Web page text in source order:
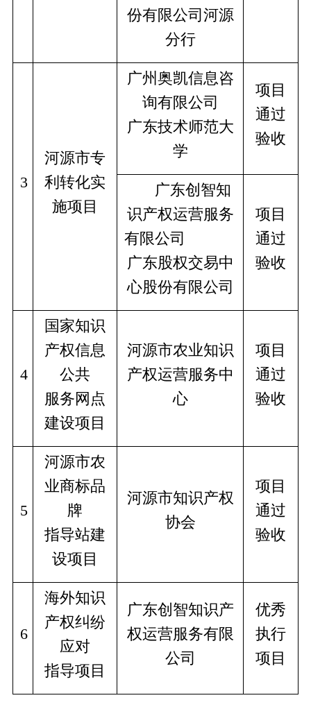
份有限公司河源
分行
3
河源市专
利转化实
施项目
广州奥凯信息咨
询有限公司
广东技术师范大
学
项目
通过
验收
识产权运营服务
广东股权交易中
心股份有限公司
项目
通过
验收
4
国家知识
产权信息
公共
服务网点
建设项目
河源市农业知识
产权运营服务中
心
项目
通过
验收
5
河源市农
业商标品
牌
指导站建
设项目
河源市知识产权
协会
项目
通过
验收
6
海外知识
产权纠纷
应对
指导项目
广东创智知识产
权运营服务有限
公司
优秀
执行
项目